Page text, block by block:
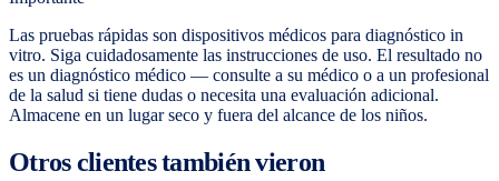
Las pruebas rápidas son dispositivos médicos para diagnóstico in
vitro. Siga cuidadosamente las instrucciones de uso. El resultado no
es un diagnóstico médico — consulte a su médico o a un profesional
de la salud si tiene dudas o necesita una evaluación adicional.
Almacene en un lugar seco y fuera del alcance de los niños.
Otros clientes también vieron